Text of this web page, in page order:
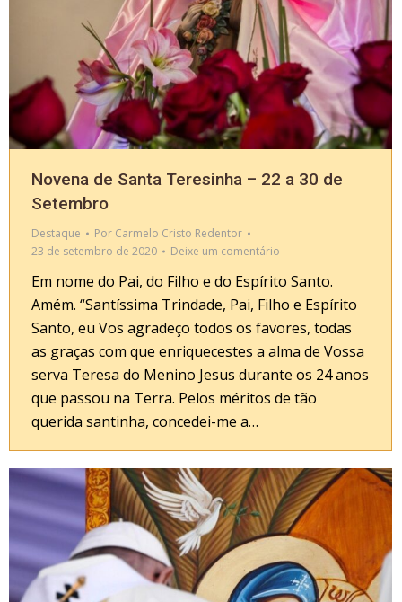
Novena de Santa Teresinha – 22 a 30 de
Setembro
Destaque Por Carmelo Cristo Redentor
23 de setembro de 2020
Deixe um comentário
Em nome do Pai, do Filho e do Espírito Santo.
Amém. “Santíssima Trindade, Pai, Filho e Espírito
Santo, eu Vos agradeço todos os favores, todas
as graças com que enriquecestes a alma de Vossa
serva Teresa do Menino Jesus durante os 24 anos
que passou na Terra. Pelos méritos de tão
querida santinha, concedei-me a…